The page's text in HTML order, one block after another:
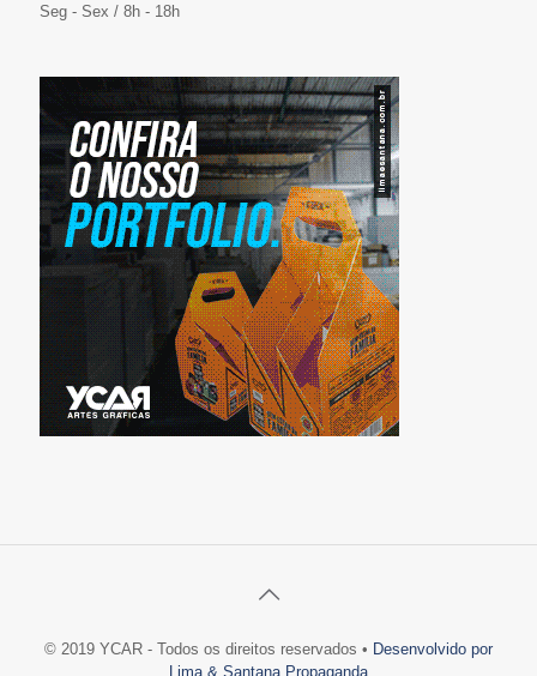
Seg - Sex / 8h - 18h
© 2019 YCAR - Todos os direitos reservados • Desenvolvido por
Lima & Santana Propaganda